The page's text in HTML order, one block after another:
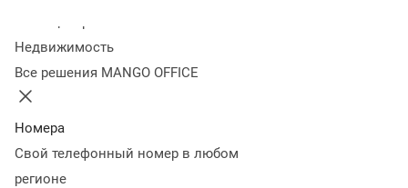
Недвижимость
Все решения MANGO OFFICE
Номера
Свой телефонный номер в любом
регионе
Количество автоцентров — 87. География
присутствия — 77 городов России. Штат — 450
сотрудников. Клиентская база – более 600 тысяч
автовладельцев.